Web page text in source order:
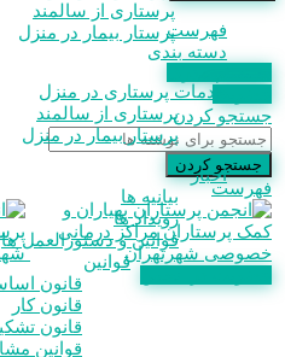
پرستاری از سالمند
پرستار بیمار در منزل
جستجو کردن
جستجو کردن
فهرست
فهرست
دسته بندی
خدمات پرستاری در منزل
پرستاری از سالمند
پرستار بیمار در منزل
اخبار
بیانیه ها
رویداد ها
قوانین و دستورالعمل ها
قوانین
قانون
قانون کار
قانون
قوانین